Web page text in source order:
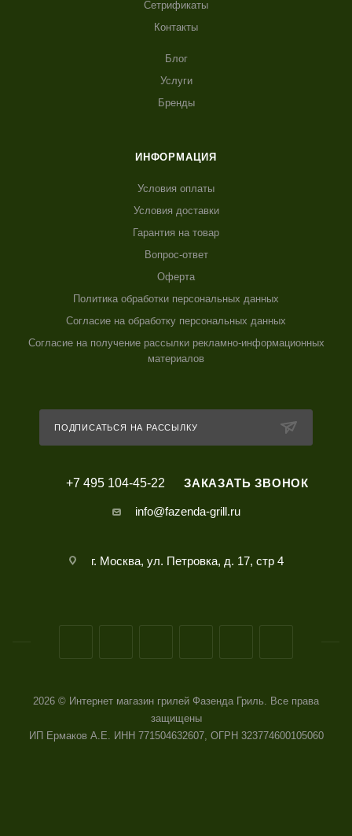
Сетрификаты
Контакты
Блог
Услуги
Бренды
ИНФОРМАЦИЯ
Условия оплаты
Условия доставки
Гарантия на товар
Вопрос-ответ
Оферта
Политика обработки персональных данных
Согласие на обработку персональных данных
Согласие на получение рассылки рекламно-информационных
материалов
ПОДПИСАТЬСЯ НА РАССЫЛКУ
+7 495 104-45-22 ЗАКАЗАТЬ ЗВОНОК
info@fazenda-grill.ru
г. Москва, ул. Петровка, д. 17, стр 4
2026 © Интернет магазин грилей Фазенда Гриль. Все права
защищены
ИП Ермаков А.Е. ИНН 771504632607, ОГРН 323774600105060